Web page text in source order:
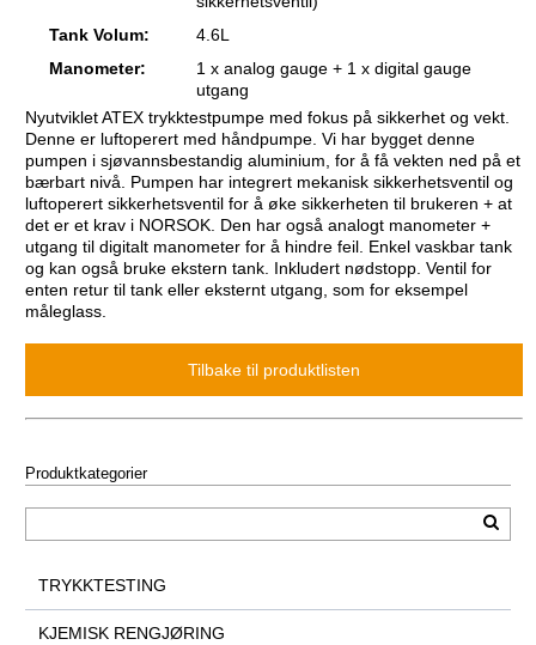
Tank Volum:
4.6L
Manometer:
1 x analog gauge + 1 x digital gauge
utgang
Nyutviklet ATEX trykktestpumpe med fokus på sikkerhet og vekt.
Denne er luftoperert med håndpumpe. Vi har bygget denne
pumpen i sjøvannsbestandig aluminium, for å få vekten ned på et
bærbart nivå. Pumpen har integrert mekanisk sikkerhetsventil og
luftoperert sikkerhetsventil for å øke sikkerheten til brukeren + at
det er et krav i NORSOK. Den har også analogt manometer +
utgang til digitalt manometer for å hindre feil. Enkel vaskbar tank
og kan også bruke ekstern tank. Inkludert nødstopp. Ventil for
enten retur til tank eller eksternt utgang, som for eksempel
måleglass.
Produktkategorier
TRYKKTESTING
KJEMISK RENGJØRING